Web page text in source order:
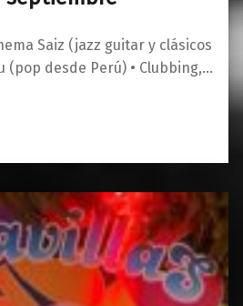
Saiz (jazz guitar y clásicos
(pop desde Perú) • Clubbing,…